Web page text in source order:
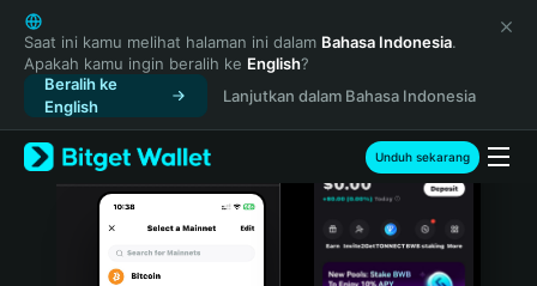
English
日本語
Tiếng Việt
Русский
Español (Latinoamérica)
Türkçe
Italiano
Saat ini kamu melihat halaman ini dalam Bahasa Indonesia.
Apakah kamu ingin beralih ke English?
Beralih ke
English
Lanjutkan dalam Bahasa Indonesia
Unduh sekarang